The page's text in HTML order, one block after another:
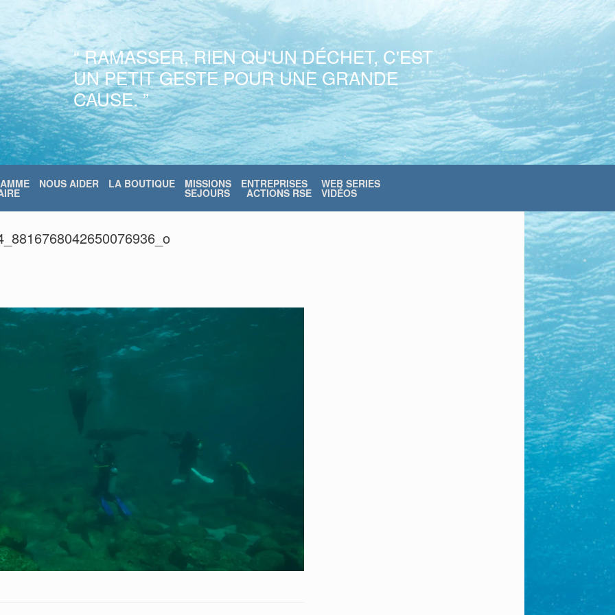
“ RAMASSER, RIEN QU'UN DÉCHET, C'EST
UN PETIT GESTE POUR UNE GRANDE
CAUSE. ”
NOUS AIDER LA BOUTIQUE MISSIONS
SEJOURS
ENTREPRISES
ACTIONS RSE
WEB SERIES
VIDÉOS